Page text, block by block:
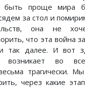
проще мира
за стол и
она не
что эта война
так далее. И вот
возникает во
весьма трагически.
через какие